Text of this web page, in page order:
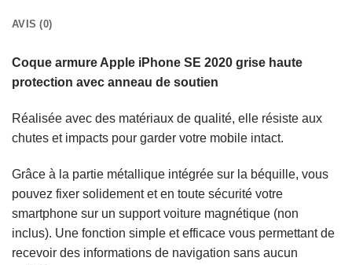
AVIS (0)
Coque armure Apple iPhone SE 2020 grise haute
protection avec anneau de soutien
Réalisée avec des matériaux de qualité, elle résiste aux
chutes et impacts pour garder votre mobile intact.
Grâce à la partie métallique intégrée sur la béquille, vous
pouvez fixer solidement et en toute sécurité votre
smartphone sur un support voiture magnétique (non
inclus). Une fonction simple et efficace vous permettant de
recevoir des informations de navigation sans aucun